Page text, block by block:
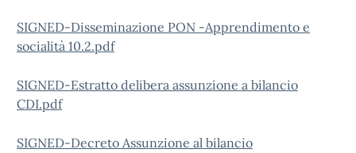
SIGNED-Disseminazione PON -Apprendimento e
socialità 10.2.pdf
SIGNED-Estratto delibera assunzione a bilancio
CDI.pdf
SIGNED-Decreto Assunzione al bilancio